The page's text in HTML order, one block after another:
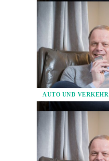
AUTO UND VERKEHR